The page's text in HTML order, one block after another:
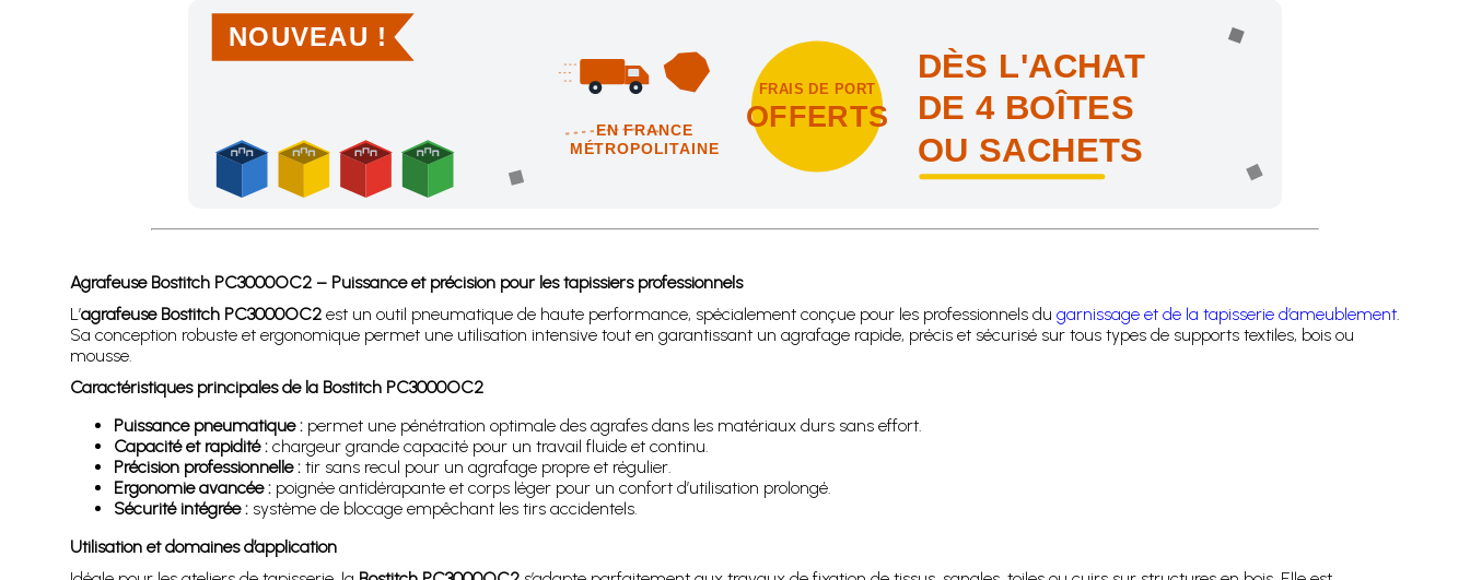
NOUVEAU !
EN FRANCE
MÉTROPOLITAINE
FRAIS DE PORT
OFFERTS
DÈS L'ACHAT
DE 4 BOÎTES
OU SACHETS
Achetez 4 sachets ou boîtes d'agrafes ou de pointes et nous vous offrons les frais de port en France métropolitaine !
Agrafeuse Bostitch PC3000OC2 – Puissance et précision pour les tapissiers professionnels
L’agrafeuse Bostitch PC3000OC2est un outil pneumatique de haute performance, spécialement conçue pour les professionnels du garnissage et de la tapisserie d’ameublement.
Sa conception robuste et ergonomique permet une utilisation intensive tout en garantissant un agrafage rapide, précis et sécurisé sur tous types de supports textiles, bois ou
mousse.
Caractéristiques principales de la Bostitch PC3000OC2
Puissance pneumatique :permet une pénétration optimale des agrafes dans les matériaux durs sans effort.
Capacité et rapidité :chargeur grande capacité pour un travail fluide et continu.
Précision professionnelle :tir sans recul pour un agrafage propre et régulier.
Ergonomie avancée :poignée antidérapante et corps léger pour un confort d’utilisation prolongé.
Sécurité intégrée :système de blocage empêchant les tirs accidentels.
Utilisation et domaines d’application